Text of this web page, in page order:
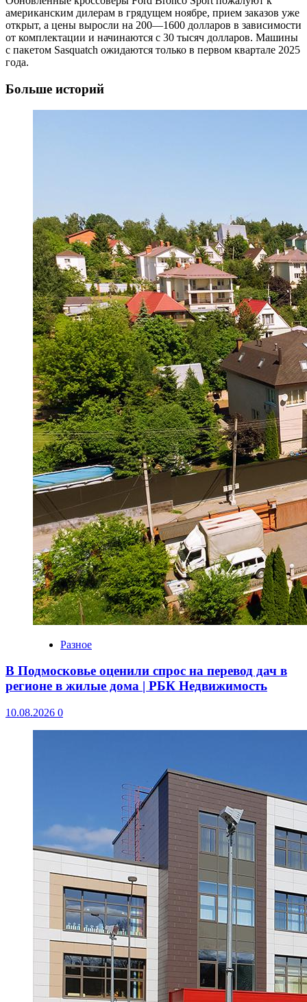
американским дилерам в грядущем ноябре, прием заказов уже
открыт, а цены выросли на 200—1600 долларов в зависимости
от комплектации и начинаются с 30 тысяч долларов. Машины
с пакетом Sasquatch ожидаются только в первом квартале 2025
года.
Больше историй
Разное
В Подмосковье оценили спрос на перевод дач в
регионе в жилые дома | РБК Недвижимость
10.08.2026 0